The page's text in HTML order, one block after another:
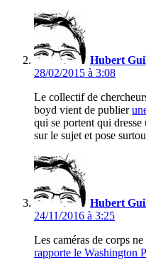
Hubert
28/02/2015 à 3:08
Le collectif de
boyd vient de publier
qui se portent qui dresse
sur le sujet et pose
Hubert
24/11/2016 à 3:25
Les caméras de corps
rapporte le Washington